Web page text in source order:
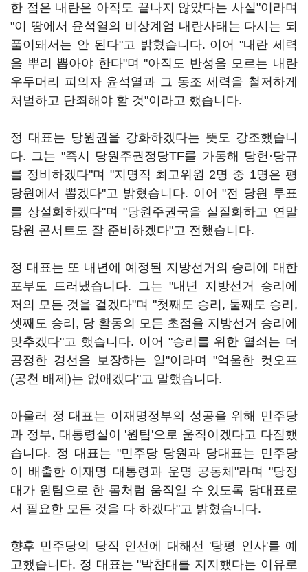
한 점은 내란은 아직도 끝나지 않았다는 사실"이라며
"이 땅에서 윤석열의 비상계엄 내란사태는 다시는 되
풀이돼서는 안 된다"고 밝혔습니다. 이어 "내란 세력
을 뿌리 뽑아야 한다"며 "아직도 반성을 모르는 내란
우두머리 피의자 윤석열과 그 동조 세력을 철저하게
처벌하고 단죄해야 할 것"이라고 했습니다.
정 대표는 당원권을 강화하겠다는 뜻도 강조했습니
다. 그는 "즉시 당원주권정당TF를 가동해 당헌·당규
를 정비하겠다"며 "지명직 최고위원 2명 중 1명은 평
당원에서 뽑겠다"고 밝혔습니다. 이어 "전 당원 투표
를 상설화하겠다"며 "당원주권국을 실질화하고 연말
당원 콘서트도 잘 준비하겠다"고 전했습니다.
정 대표는 또 내년에 예정된 지방선거의 승리에 대한
포부도 드러냈습니다. 그는 "내년 지방선거 승리에
저의 모든 것을 걸겠다"며 "첫째도 승리, 둘째도 승리,
셋째도 승리, 당 활동의 모든 초점을 지방선거 승리에
맞추겠다"고 했습니다. 이어 "승리를 위한 열쇠는 더
공정한 경선을 보장하는 일"이라며 "억울한 컷오프
(공천 배제)는 없애겠다"고 말했습니다.
아울러 정 대표는 이재명정부의 성공을 위해 민주당
과 정부, 대통령실이 '원팀'으로 움직이겠다고 다짐했
습니다. 정 대표는 "민주당 당원과 당대표는 민주당
이 배출한 이재명 대통령과 운명 공동체"라며 "당정
대가 원팀으로 한 몸처럼 움직일 수 있도록 당대표로
서 필요한 모든 것을 다 하겠다"고 밝혔습니다.
향후 민주당의 당직 인선에 대해선 '탕평 인사'를 예
고했습니다. 정 대표는 "박찬대를 지지했다는 이유로